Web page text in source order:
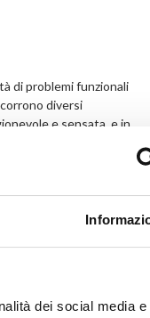
dei social media
di problemi funzionali
diversi
e sensata, e in
dell’intervento.
offrire a tutti i